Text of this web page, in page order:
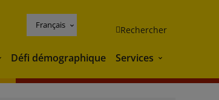
Français Rechercher
Défi démographique Services Services